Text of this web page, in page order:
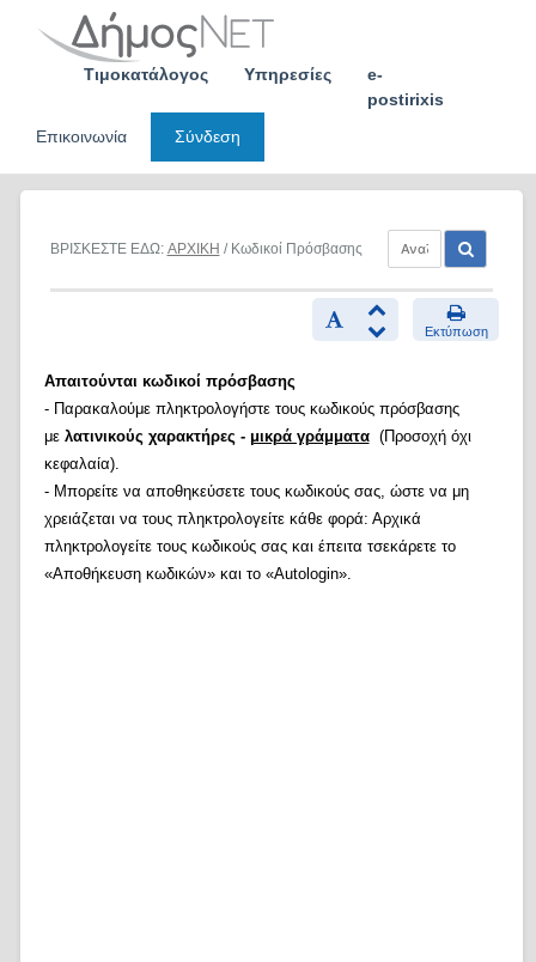
Τιμοκατάλογος Υπηρεσίες
e-
postirixis
Επικοινωνία
Σύνδεση
ΒΡΙΣΚΕΣΤΕ ΕΔΩ: ΑΡΧΙΚΗ / Κωδικοί Πρόσβασης
Εκτύπωση
Απαιτούνται κωδικοί πρόσβασης
- Παρακαλούμε πληκτρολογήστε τους κωδικούς πρόσβασης
με λατινικούς χαρακτήρες - μικρά γράμματα(Προσοχή όχι
κεφαλαία).
- Μπορείτε να αποθηκεύσετε τους κωδικούς σας, ώστε να μη
χρειάζεται να τους πληκτρολογείτε κάθε φορά: Αρχικά
πληκτρολογείτε τους κωδικούς σας και έπειτα τσεκάρετε το
«Αποθήκευση κωδικών» και το «Autologin».